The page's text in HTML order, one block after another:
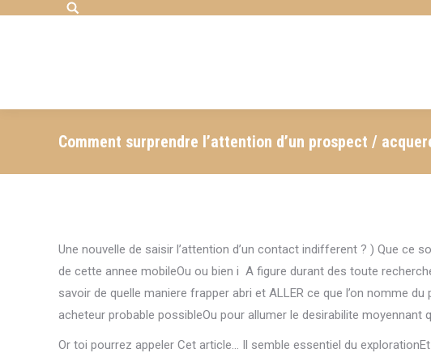
Search:
Comment surprendre l’attention d’un prospect /
Une nouvelle de saisir l’attention d’un contact indifferent ? ) Que ce
de cette annee mobileOu ou bien i A figure durant des toute
savoir de quelle maniere frapper abri et ALLER ce que l’on nomme
acheteur probable possibleOu pour allumer le desirabilite moyennant
Or toi pourrez appeler Cet article… Il semble essentiel du